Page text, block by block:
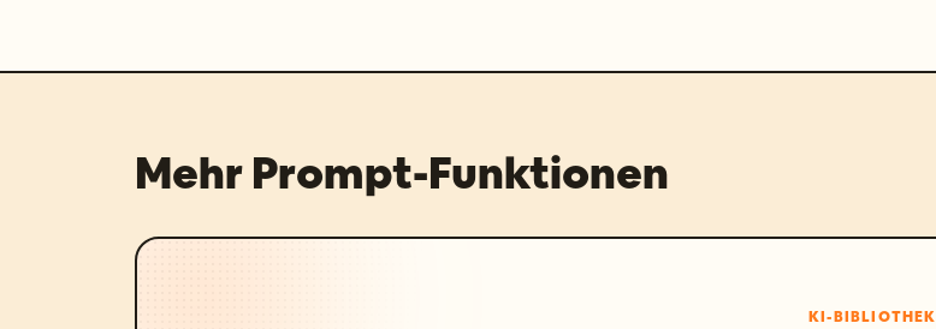
Mehr Prompt-Funktionen
KI-BIBLIOTHEK